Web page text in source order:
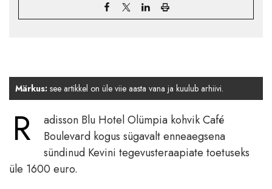
Märkus: see artikkel on üle viie aasta vana ja kuulub arhiivi.
R
adisson Blu Hotel Olümpia kohvik Café
Boulevard kogus sügavalt enneaegsena
sündinud Kevini tegevusteraapiate toetuseks
üle 1600 euro.